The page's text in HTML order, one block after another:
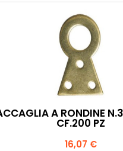
A RONDINE
CF.200 PZ
Prezzo
16,07 €